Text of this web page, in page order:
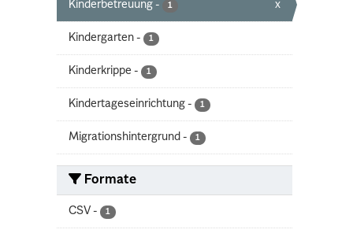
Kinderbetreuung - 1 x
Kindergarten - 1
Kinderkrippe - 1
Kindertageseinrichtung - 1
Migrationshintergrund - 1
Formate
CSV - 1